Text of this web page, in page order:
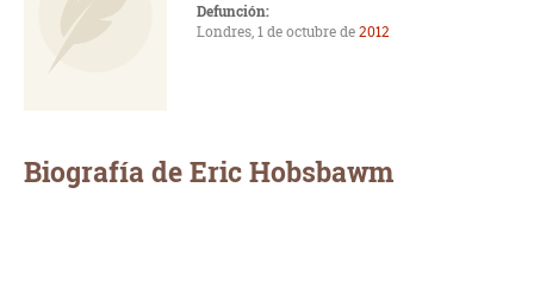
Defunción:
Londres, 1 de octubre de2012
Biografía de Eric Hobsbawm